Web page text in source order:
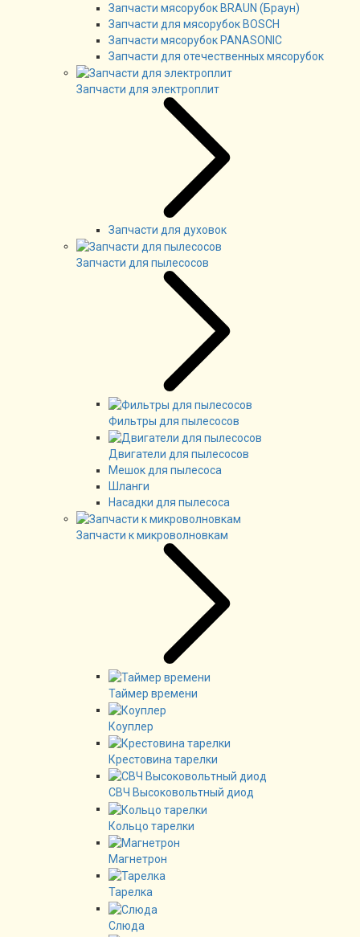
Запчасти мясорубок BRAUN (Браун)
Запчасти для мясорубок BOSCH
Запчасти мясорубок PANASONIC
Запчасти для отечественных мясорубок
Запчасти для электроплит
Запчасти для духовок
Запчасти для пылесосов
Фильтры для пылесосов
Двигатели для пылесосов
Мешок для пылесоса
Шланги
Насадки для пылесоса
Запчасти к микроволновкам
Таймер времени
Коуплер
Крестовина тарелки
СВЧ Высоковольтный диод
Кольцо тарелки
Магнетрон
Тарелка
Слюда